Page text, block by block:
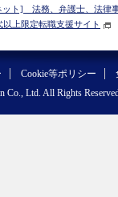
ト] 法務、弁護士、法律
上限定転職支援サイト
Cookie等ポリシー
Co., Ltd. All Rights